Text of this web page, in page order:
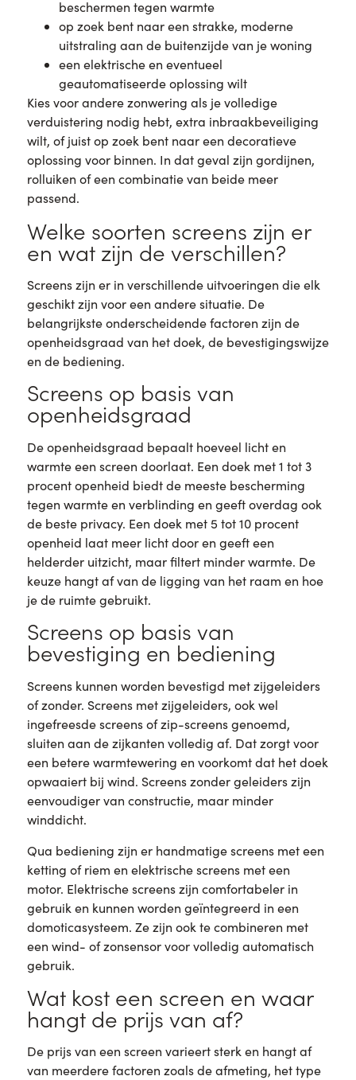
beschermen tegen warmte
op zoek bent naar een strakke, moderne
uitstraling aan de buitenzijde van je woning
een elektrische en eventueel
geautomatiseerde oplossing wilt
Kies voor andere zonwering als je volledige
verduistering nodig hebt, extra inbraakbeveiliging
wilt, of juist op zoek bent naar een decoratieve
oplossing voor binnen. In dat geval zijn gordijnen,
rolluiken of een combinatie van beide meer
passend.
Welke soorten screens zijn er
en wat zijn de verschillen?
Screens zijn er in verschillende uitvoeringen die elk
geschikt zijn voor een andere situatie. De
belangrijkste onderscheidende factoren zijn de
openheidsgraad van het doek, de bevestigingswijze
en de bediening.
Screens op basis van
openheidsgraad
De openheidsgraad bepaalt hoeveel licht en
warmte een screen doorlaat. Een doek met 1 tot 3
procent openheid biedt de meeste bescherming
tegen warmte en verblinding en geeft overdag ook
de beste privacy. Een doek met 5 tot 10 procent
openheid laat meer licht door en geeft een
helderder uitzicht, maar filtert minder warmte. De
keuze hangt af van de ligging van het raam en hoe
je de ruimte gebruikt.
Screens op basis van
bevestiging en bediening
Screens kunnen worden bevestigd met zijgeleiders
of zonder. Screens met zijgeleiders, ook wel
ingefreesde screens of zip-screens genoemd,
sluiten aan de zijkanten volledig af. Dat zorgt voor
een betere warmtewering en voorkomt dat het doek
opwaaiert bij wind. Screens zonder geleiders zijn
eenvoudiger van constructie, maar minder
winddicht.
Qua bediening zijn er handmatige screens met een
ketting of riem en elektrische screens met een
motor. Elektrische screens zijn comfortabeler in
gebruik en kunnen worden geïntegreerd in een
domoticasysteem. Ze zijn ook te combineren met
een wind- of zonsensor voor volledig automatisch
gebruik.
Wat kost een screen en waar
hangt de prijs van af?
De prijs van een screen varieert sterk en hangt af
van meerdere factoren zoals de afmeting, het type